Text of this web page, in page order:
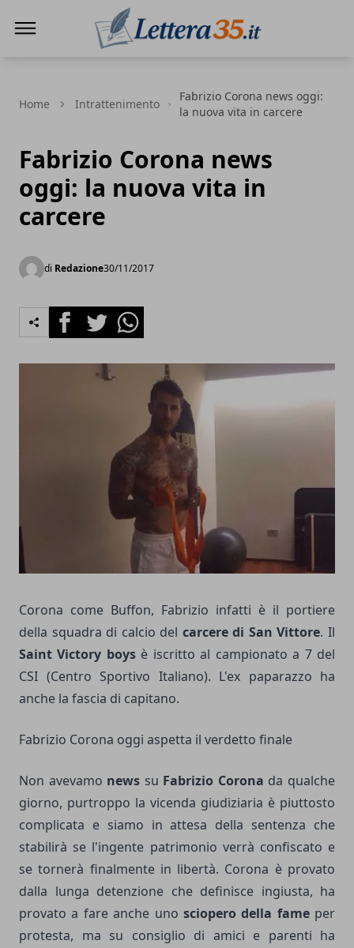
Home Intrattenimento
Fabrizio Corona news oggi:
la nuova vita in carcere
Fabrizio Corona news
oggi: la nuova vita in
carcere
di Redazione30/11/2017
FacebookTwitterWhatsapp
Corona come Buffon, Fabrizio infatti è il portiere
della squadra di calcio del carcere di San Vittore. Il
Saint Victory boysè iscritto al campionato a 7 del
CSI (Centro Sportivo Italiano). L'ex paparazzo ha
anche la fascia di capitano.
Fabrizio Corona oggi aspetta il verdetto finale
Non avevamo news su Fabrizio Corona da qualche
giorno, purtroppo la vicenda giudiziaria è piuttosto
complicata e siamo in attesa della sentenza che
stabilirà se l'ingente patrimonio verrà confiscato e
se tornerà finalmente in libertà. Corona è provato
dalla lunga detenzione che definisce ingiusta, ha
provato a fare anche uno sciopero della fameper
protesta, ma su consiglio di amici e parenti ha